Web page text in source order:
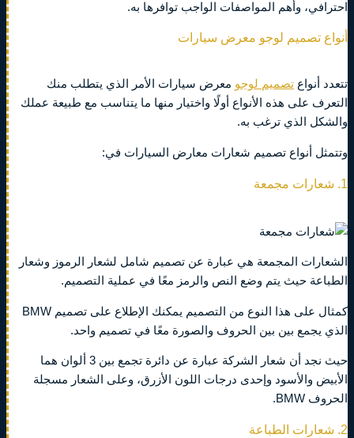
احترافي، وأهم المواصفات الواجب توافرها به.
أنواع تصميم لوجو معرض سيارات
تتعدد أنواع تصميم لوجومعرض سيارات الأمر الذي يتطلب منك
التعرف على هذه الأنواع أولًا واختيار منها ما يتناسب مع طبيعة عملك
والشكل الذي ترغب به.
وتتمثل أنواع تصميم شعارات معارض السيارات في:
1. شعارات مجمعة
الشعارات المجمعة هي عبارة عن تصميم شامل لشعار الرموز وشعار
الطباعة حيث يتم وضع النص والرمز معًا في عملية التصميم.
كمثال على هذا النوع من التصميم يمكنك الإطلاع على تصميم BMW
الذي يجمع بين بين الحروف والصورة معًا في تصميم واحد.
حيث نجد أن شعار الشركة عبارة عن دائرة تجمع بين 3 ألوان هما
الأبيض والأسود وإحدى درجات اللون الأزرق، وعلى الشعار مسجلة
الحروف BMW.
2. شعارات الطباعة